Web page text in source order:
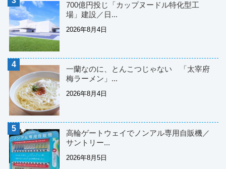
700億円投じ「カップヌードル特化型工
場」建設／日...
2026年8月4日
一蘭なのに、とんこつじゃない 「太宰府
梅ラーメン」...
2026年8月4日
高輪ゲートウェイでノンアル専用自販機／
サントリー...
2026年8月5日